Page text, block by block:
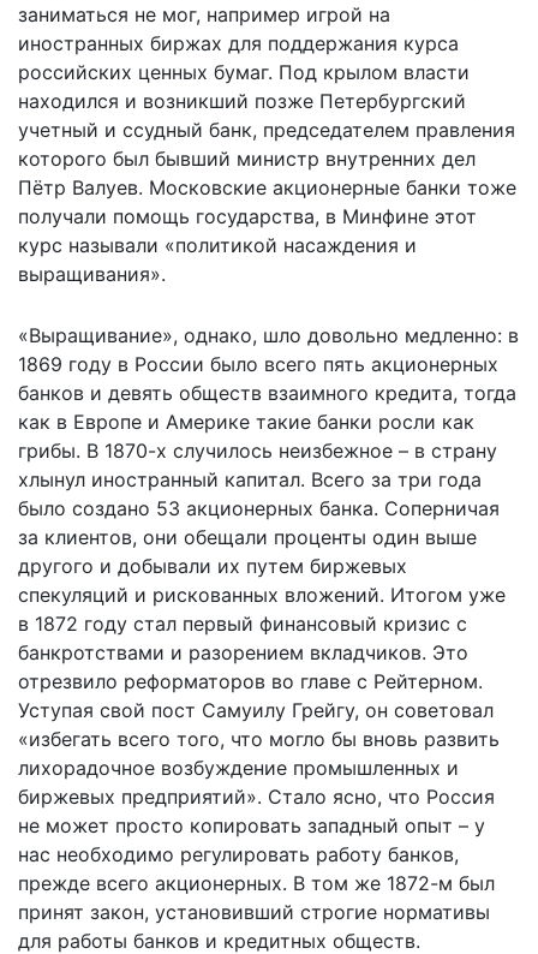
заниматься не мог, например игрой на
иностранных биржах для поддержания курса
российских ценных бумаг. Под крылом власти
находился и возникший позже Петербургский
учетный и ссудный банк, председателем правления
которого был бывший министр внутренних дел
Пётр Валуев. Московские акционерные банки тоже
получали помощь государства, в Минфине этот
курс называли «политикой насаждения и
выращивания».
«Выращивание», однако, шло довольно медленно: в
1869 году в России было всего пять акционерных
банков и девять обществ взаимного кредита, тогда
как в Европе и Америке такие банки росли как
грибы. В 1870-х случилось неизбежное – в страну
хлынул иностранный капитал. Всего за три года
было создано 53 акционерных банка. Соперничая
за клиентов, они обещали проценты один выше
другого и добывали их путем биржевых
спекуляций и рискованных вложений. Итогом уже
в 1872 году стал первый финансовый кризис с
банкротствами и разорением вкладчиков. Это
отрезвило реформаторов во главе с Рейтерном.
Уступая свой пост Самуилу Грейгу, он советовал
«избегать всего того, что могло бы вновь развить
лихорадочное возбуждение промышленных и
биржевых предприятий». Стало ясно, что Россия
не может просто копировать западный опыт – у
нас необходимо регулировать работу банков,
прежде всего акционерных. В том же 1872-м был
принят закон, установивший строгие нормативы
для работы банков и кредитных обществ.